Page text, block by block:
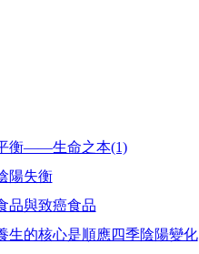
衡——生命之本(1)
陽失衡
品與致癌食品
的核心是順應四季陰陽變化